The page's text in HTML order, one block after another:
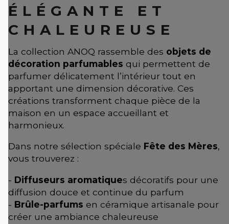
ÉLÉGANTE ET
CHALEUREUSE
La collection ANOQ rassemble des objets de
décoration parfumables qui permettent de
parfumer délicatement l’intérieur tout en
apportant une dimension décorative. Ces
créations transforment chaque pièce de la
maison en un espace accueillant et
harmonieux.
Dans notre sélection spéciale Fête des Mères,
vous trouverez :
- Diffuseurs aromatiques décoratifs pour une
diffusion douce et continue du parfum
- Brûle-parfums en céramique artisanale pour
créer une ambiance chaleureuse